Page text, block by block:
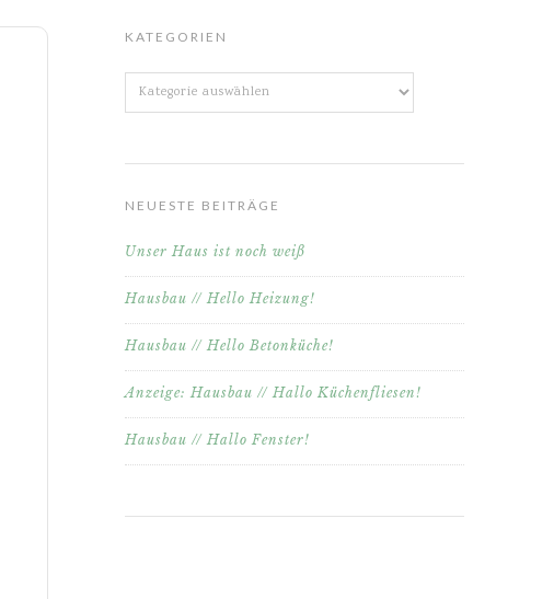
KATEGORIEN
Kategorien
NEUESTE BEITRÄGE
Unser Haus ist noch weiß
Hausbau // Hello Heizung!
Hausbau // Hello Betonküche!
Anzeige: Hausbau // Hallo Küchenfliesen!
Hausbau // Hallo Fenster!